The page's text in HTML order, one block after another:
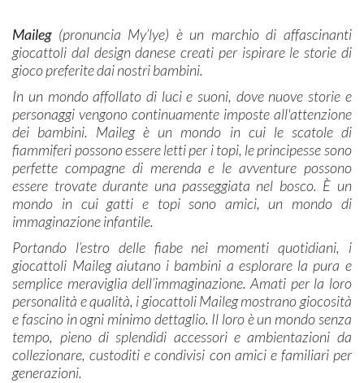
Maileg (pronuncia My’lye) è un marchio di affascinanti
giocattoli dal design danese creati per ispirare le storie di
gioco preferite dai nostri bambini.
In un mondo affollato di luci e suoni, dove nuove storie e
personaggi vengono continuamente imposte all'attenzione
dei bambini. Maileg è un mondo in cui le scatole di
fiammiferi possono essere letti per i topi, le principesse sono
perfette compagne di merenda e le avventure possono
essere trovate durante una passeggiata nel bosco. È un
mondo in cui gatti e topi sono amici, un mondo di
immaginazione infantile.
Portando l’estro delle fiabe nei momenti quotidiani, i
giocattoli Maileg aiutano i bambini a esplorare la pura e
semplice meraviglia dell’immaginazione. Amati per la loro
personalità e qualità, i giocattoli Maileg mostrano giocosità
e fascino in ogni minimo dettaglio. Il loro è un mondo senza
tempo, pieno di splendidi accessori e ambientazioni da
collezionare, custoditi e condivisi con amici e familiari per
generazioni.